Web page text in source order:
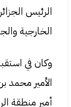
الرئيس
الخارجية
وكان في
الأمير محمد
أمير منطقة